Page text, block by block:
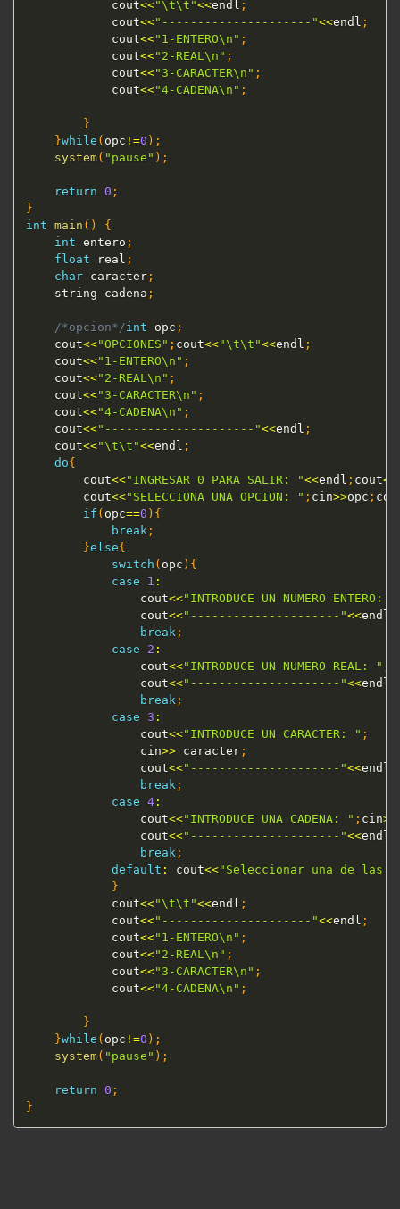
			cout
<<"\t\t"<<endl ;
			cout
<<"---------------------"<<endl ;
			cout
<<"1-ENTERO\n" ;
			cout
<<"2-REAL\n" ;
			cout
<<"3-CARACTER\n" ;
			cout
<<"4-CADENA\n" ;
}
}while ( opc !=0 ) ;
system( "pause" ) ;
return 0 ;
}
int main ( )
{
int entero ;
float real ;
char caracter ;
	string cadena
;
/*opcion*/int opc ;
	cout
<<"OPCIONES" ; cout<<"\t\t"<<endl ;
	cout
<<"1-ENTERO\n" ;
	cout
<<"2-REAL\n" ;
	cout
<<"3-CARACTER\n" ;
	cout
<<"4-CADENA\n" ;
	cout
<<"---------------------"<<endl ;
	cout
<<"\t\t"<<endl ;
do{
		cout
<<"INGRESAR 0 PARA SALIR: "<<endl ; cout<<
		cout
<<"SELECCIONA UNA OPCION: " ; cin>>opc ;
if ( opc==0 ) {
break ;
}else{
switch ( opc ) {
case
1 :
				cout
<<"INTRODUCE UN NUMERO ENTERO: "
				cout
<<"---------------------"<<endl
break ;
case
2 :
				cout
<<"INTRODUCE UN NUMERO REAL: "
				cout
<<"---------------------"<<endl
break ;
case 3 :
				cout
<<"INTRODUCE UN CARACTER: " ;
				cin
>> caracter ;
				cout
<<"---------------------"<<endl
break ;
case 4 :
				cout
<<"INTRODUCE UNA CADENA: " ; cin>>
				cout
<<"---------------------"<<endl
break ;
default : cout<<"Seleccionar una de las
}
			cout
<<"\t\t"<<endl ;
			cout
<<"---------------------"<<endl ;
			cout
<<"1-ENTERO\n" ;
			cout
<<"2-REAL\n" ;
			cout
<<"3-CARACTER\n" ;
			cout
<<"4-CADENA\n" ;
}
}while ( opc !=0 ) ;
system( "pause" ) ;
return 0 ;
}